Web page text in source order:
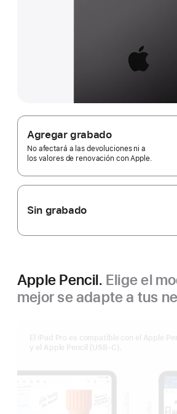
Agregar grabado
No afectará a las devoluciones ni a
los valores de renovación con Apple.
Sin grabado
Apple Pencil. Elige el
mejor se adapte a tus